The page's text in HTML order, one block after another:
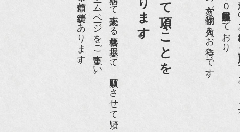
『Hanako WEST』4月号
『骨董古美術の愉しみ方』（4月16日発行）
『ORANGE travel』2006年 SUMMER